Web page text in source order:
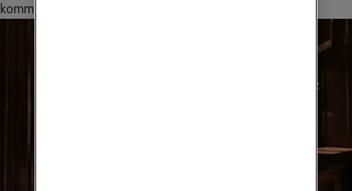
kommunikationslösningar ditt företag behöver.